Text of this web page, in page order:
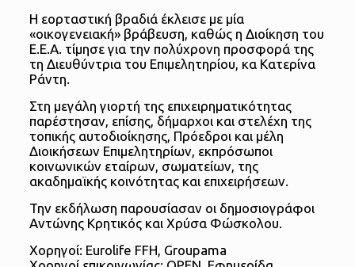
Η εορταστική βραδιά έκλεισε με μία
«οικογενειακή» βράβευση, καθώς η Διοίκηση του
Ε.Ε.Α. τίμησε για την πολύχρονη προσφορά της
τη Διευθύντρια του Επιμελητηρίου, κα Κατερίνα
Ράντη.
Στη μεγάλη γιορτή της επιχειρηματικότητας
παρέστησαν, επίσης, δήμαρχοι και στελέχη της
τοπικής αυτοδιοίκησης, Πρόεδροι και μέλη
Διοικήσεων Επιμελητηρίων, εκπρόσωποι
κοινωνικών εταίρων, σωματείων, της
ακαδημαϊκής κοινότητας και επιχειρήσεων.
Την εκδήλωση παρουσίασαν οι δημοσιογράφοι
Αντώνης Κρητικός και Χρύσα Φώσκολου.
Χορηγοί: Eurolife FFH, Groupama